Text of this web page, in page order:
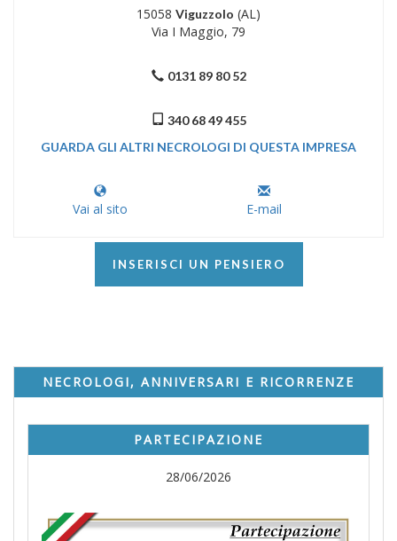
15058 Viguzzolo (AL)
Via I Maggio, 79
0131 89 80 52
340 68 49 455
GUARDA GLI ALTRI NECROLOGI DI QUESTA IMPRESA
Vai al sito E-mail
INSERISCI UN PENSIERO
NECROLOGI, ANNIVERSARI E RICORRENZE
PARTECIPAZIONE
28/06/2026